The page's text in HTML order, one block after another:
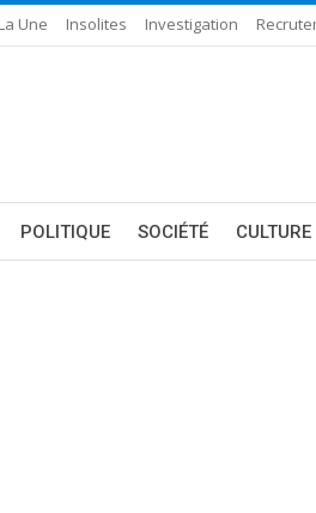
Une Insolites Investigation
POLITIQUE SOCIÉTÉ CULTURE